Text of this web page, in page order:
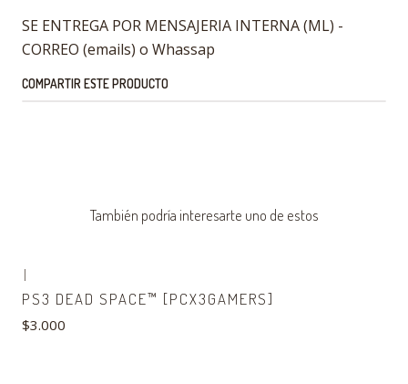
SE ENTREGA POR MENSAJERIA INTERNA (ML) -
CORREO (emails) o Whassap
COMPARTIR ESTE PRODUCTO
También podría interesarte uno de estos
|
PS3 DEAD SPACE™ [PCX3GAMERS]
$3.000